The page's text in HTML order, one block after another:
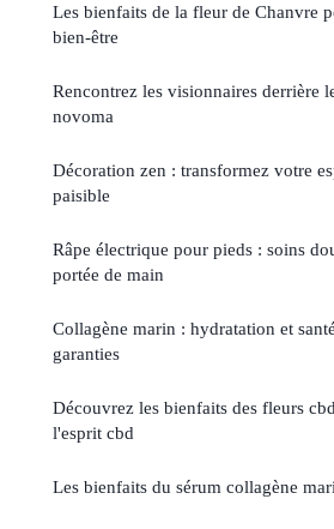
Les bienfaits de la fleur de Chanvre
bien-être
Rencontrez les visionnaires derrière
novoma
Décoration zen : transformez votre
paisible
Râpe électrique pour pieds : soins
portée de main
Collagène marin : hydratation et
garanties
Découvrez les bienfaits des fleurs
l'esprit cbd
Les bienfaits du sérum collagène